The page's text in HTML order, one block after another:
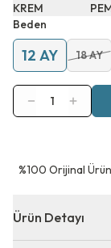
KREM
Beden
12 AY 18 AY
1
⁠%100 Orijinal Ürün
Ürün Detayı